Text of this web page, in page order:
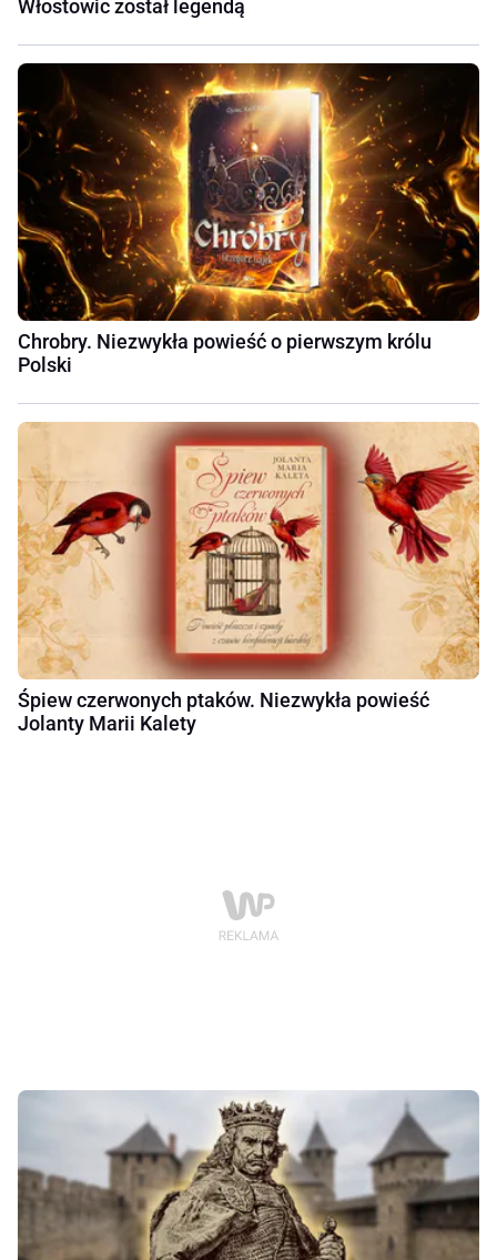
Włostowic został legendą
Chrobry. Niezwykła powieść o pierwszym królu
Polski
Śpiew czerwonych ptaków. Niezwykła powieść
Jolanty Marii Kalety